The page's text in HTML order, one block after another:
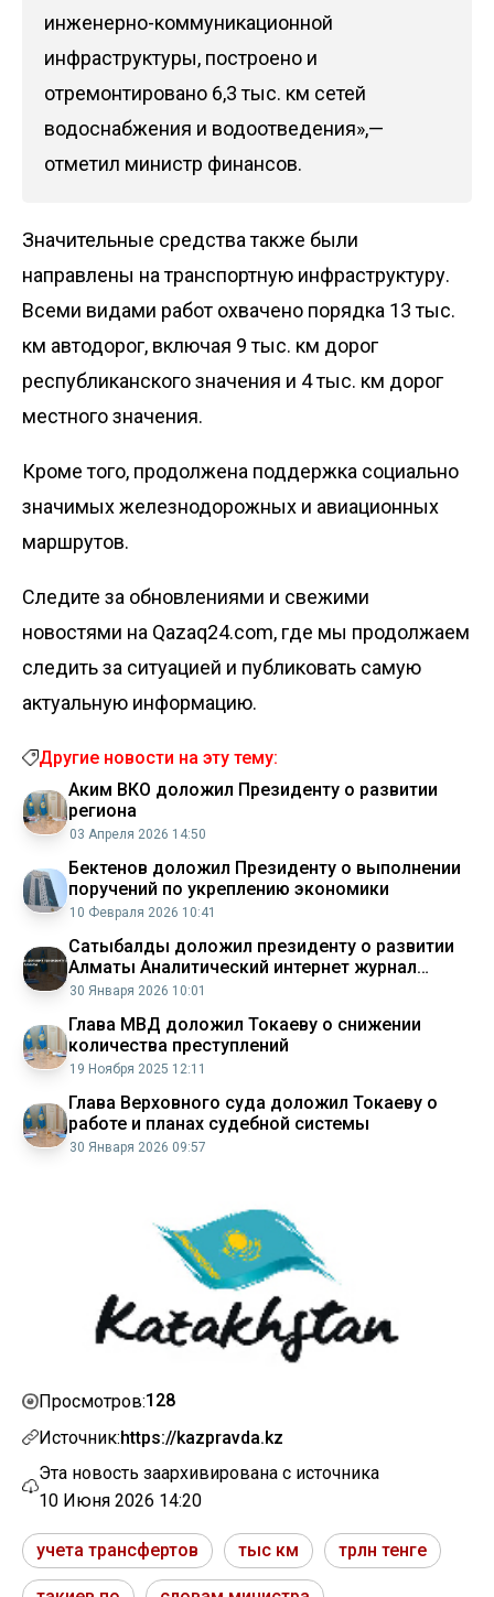
инженерно-коммуникационной
инфраструктуры, построено и
отремонтировано 6,3 тыс. км сетей
водоснабжения и водоотведения»,—
отметил министр финансов.
Значительные средства также были
направлены на транспортную инфраструктуру.
Всеми видами работ охвачено порядка 13 тыс.
км автодорог, включая 9 тыс. км дорог
республиканского значения и 4 тыс. км дорог
местного значения.
Кроме того, продолжена поддержка социально
значимых железнодорожных и авиационных
маршрутов.
Следите за обновлениями и свежими
новостями на Qazaq24.com, где мы продолжаем
следить за ситуацией и публиковать самую
актуальную информацию.
Другие новости на эту тему:
Аким ВКО доложил Президенту о развитии
региона
03 Апреля 2026 14:50
Бектенов доложил Президенту о выполнении
поручений по укреплению экономики
10 Февраля 2026 10:41
Сатыбалды доложил президенту о развитии
Алматы Аналитический интернет журнал
Власть
30 Января 2026 10:01
Глава МВД доложил Токаеву о снижении
количества преступлений
19 Ноября 2025 12:11
Глава Верховного суда доложил Токаеву о
работе и планах судебной системы
30 Января 2026 09:57
Просмотров:128
Источник:https://kazpravda.kz
Эта новость заархивирована с источника
10 Июня 2026 14:20
учета трансфертов тыс км трлн тенге